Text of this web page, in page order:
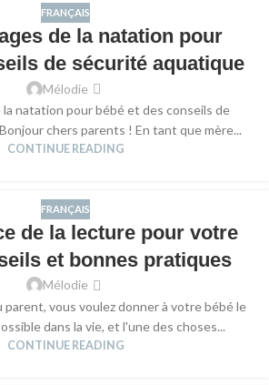
FRANÇAIS
de la natation pour
de sécurité aquatique
Mélodie
la natation pour bébé et des conseils de
chers parents ! En tant que mère...
CONTINUE READING
FRANÇAIS
de la lecture pour votre
et bonnes pratiques
Mélodie
parent, vous voulez donner à votre bébé le
dans la vie, et l'une des choses...
CONTINUE READING